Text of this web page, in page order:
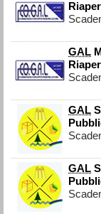
GAL
GAL
GAL